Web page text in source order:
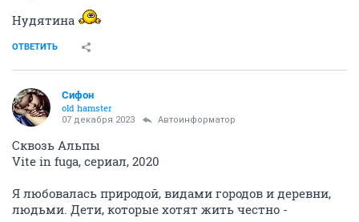
Нудятина
ОТВЕТИТЬ
Сифон
old hamster
07 декабря 2023 Автоинформатор
Сквозь Альпы
Vite in fuga, сериал, 2020
Я любовалась природой, видами городов и деревни,
людьми. Дети, которые хотят жить честно -